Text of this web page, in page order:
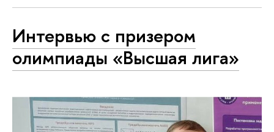
Интервью с призером
олимпиады «Высшая лига»